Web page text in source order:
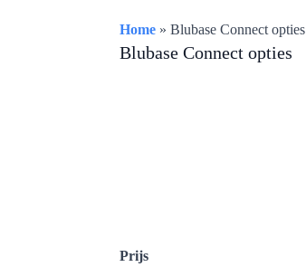
Home » Blubase Connect opties
Blubase Connect opties
Prijs